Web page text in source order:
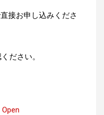
接お申し込みくださ
ださい。